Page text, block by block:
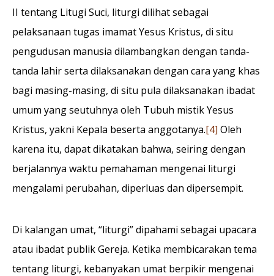
II tentang Litugi Suci, liturgi dilihat sebagai
pelaksanaan tugas imamat Yesus Kristus, di situ
pengudusan manusia dilambangkan dengan tanda-
tanda lahir serta dilaksanakan dengan cara yang khas
bagi masing-masing, di situ pula dilaksanakan ibadat
umum yang seutuhnya oleh Tubuh mistik Yesus
Kristus, yakni Kepala beserta anggotanya.[4] Oleh
karena itu, dapat dikatakan bahwa, seiring dengan
berjalannya waktu pemahaman mengenai liturgi
mengalami perubahan, diperluas dan dipersempit.
Di kalangan umat, “liturgi” dipahami sebagai upacara
atau ibadat publik Gereja. Ketika membicarakan tema
tentang liturgi, kebanyakan umat berpikir mengenai